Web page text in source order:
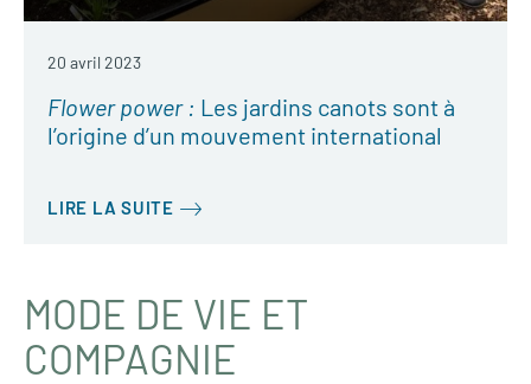
20 avril 2023
Flower power : Les jardins canots sont à
l’origine d’un mouvement international
LIRE LA SUITE
MODE DE VIE ET
COMPAGNIE